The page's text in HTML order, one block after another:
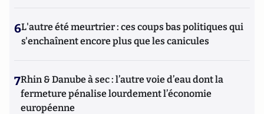
6L'autre été meurtrier : ces coups bas politiques qui
s'enchaînent encore plus que les canicules
7Rhin & Danube à sec : l’autre voie d’eau dont la
fermeture pénalise lourdement l’économie
européenne